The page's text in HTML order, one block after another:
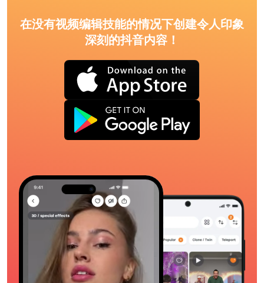
在没有视频编辑技能的情况下创建令人印象
深刻的抖音内容！